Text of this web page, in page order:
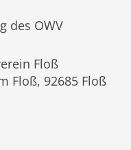
des OWV
Floß
Floß, 92685 Floß